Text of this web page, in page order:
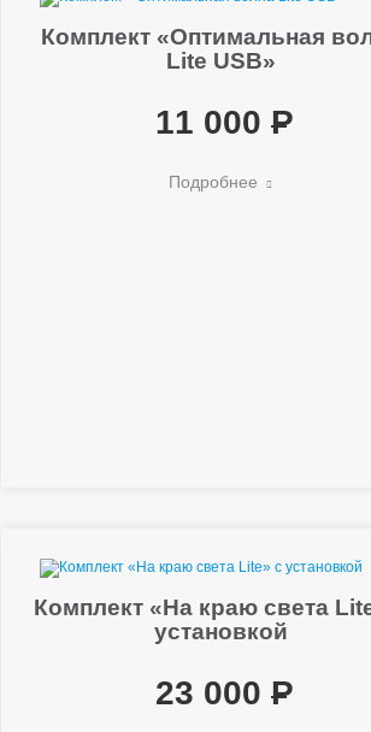
Комплект «Оптимальная
Lite USB»
11 000
Подробнее
Комплект «На краю света
установкой
23 000